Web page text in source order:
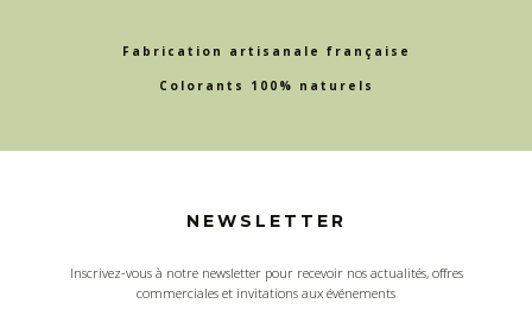
Fabrication artisanale française
Colorants 100% naturels
NEWSLETTER
Inscrivez-vous à notre newsletter pour recevoir nos actualités, offres
commerciales et invitations aux événements